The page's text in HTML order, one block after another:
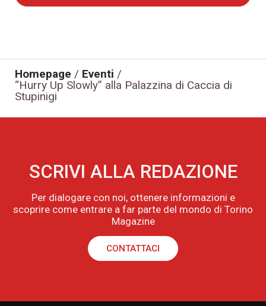
Homepage / Eventi /
“Hurry Up Slowly” alla Palazzina di Caccia di
Stupinigi
SCRIVI ALLA REDAZIONE
Per dialogare con noi, ottenere informazioni e
scoprire come entrare a far parte del mondo di Torino
Magazine
CONTATTACI